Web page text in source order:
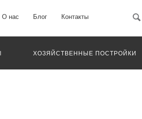
О нас Блог Контакты
ХОЗЯЙСТВЕННЫЕ ПОСТРОЙКИ